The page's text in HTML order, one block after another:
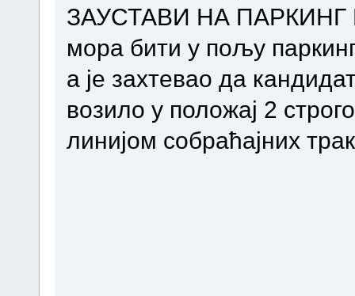
ЗАУСТАВИ НА ПАРКИНГ
мора бити у пољу
а је захтевао да
возило у положај 2
линијом собраћајних